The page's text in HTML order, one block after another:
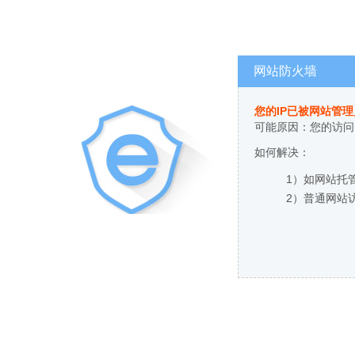
网站防火墙
您的IP已被网站管
可能原因：您的访
如何解决：
1）如网站托
2）普通网站